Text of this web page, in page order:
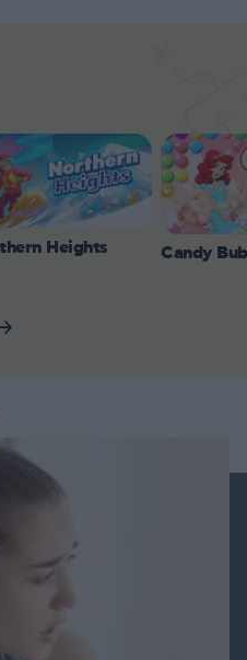
Heights Candy